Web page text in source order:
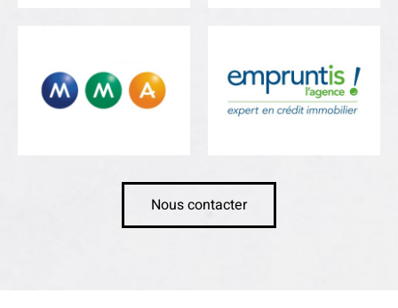
Nous contacter